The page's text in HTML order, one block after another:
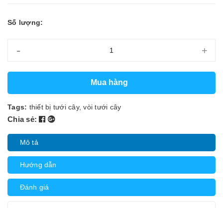
Số lượng:
- +
Mua hàng
Tags: thiết bị tưới cây,vòi tưới cây
Chia sẻ:
Mô tả
Hướng dẫn
Đánh giá